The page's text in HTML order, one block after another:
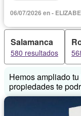
06/07/2026 en -
Salamanca
580 resultados
Hemos ampliado
propiedades te